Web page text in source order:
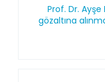
Prof. Dr.
gözaltına